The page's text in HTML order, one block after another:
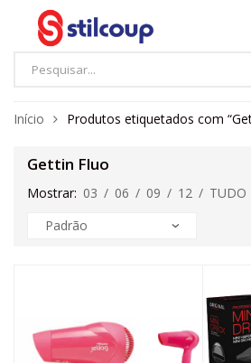
Início Produtos etiquetados com
Gettin Fluo
Mostrar: 03 / 06 / 09 / 12 / TUDO